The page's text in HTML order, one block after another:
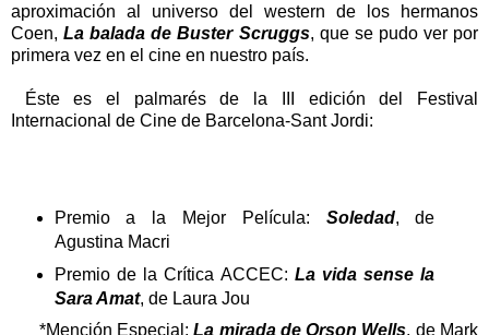
aproximación al universo del western de los hermanos
Coen,La balada de Buster Scruggs, que se pudo ver por
primera vez en el cine en nuestro país.
Éste es el palmarés de la III edición del Festival
Internacional de Cine de Barcelona-Sant Jordi:
Premio a la Mejor Película: Soledad, de
Agustina Macri
Premio de la Crítica ACCEC: La vida sense la
Sara Amat, de Laura Jou
*Mención Especial:La mirada de Orson Wells, de Mark